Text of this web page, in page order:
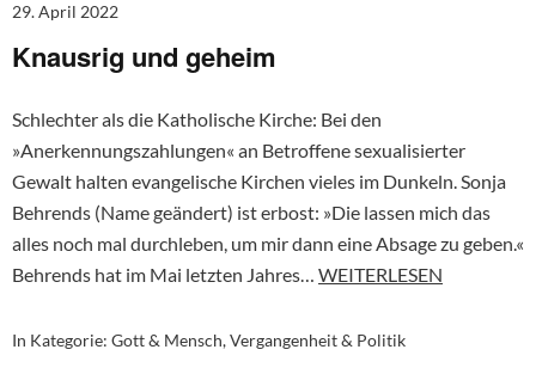
29. April 2022
Knausrig und geheim
Schlechter als die Katholische Kirche: Bei den
»Anerkennungszahlungen« an Betroffene sexualisierter
Gewalt halten evangelische Kirchen vieles im Dunkeln. Sonja
Behrends (Name geändert) ist erbost: »Die lassen mich das
alles noch mal durchleben, um mir dann eine Absage zu geben.«
Behrends hat im Mai letzten Jahres… WEITERLESEN
In Kategorie: Gott & Mensch,Vergangenheit & Politik